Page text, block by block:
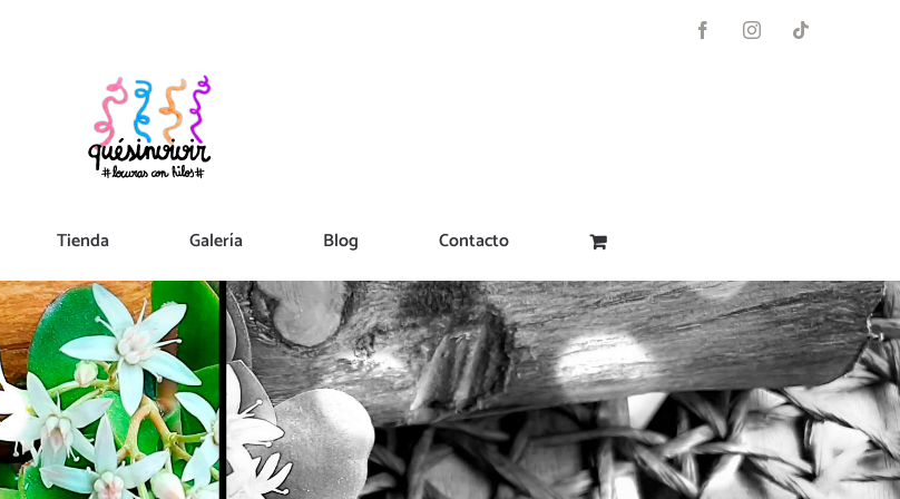
FacebookInstagramTiktok
Tienda Galería Blog Contacto